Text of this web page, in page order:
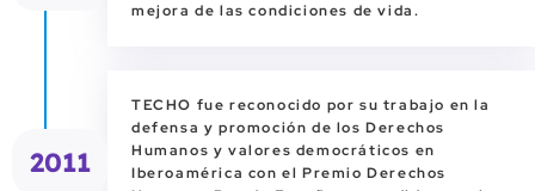
mejora de las condiciones de vida.
TECHO fue reconocido por su trabajo en la
defensa y promoción de los Derechos
Humanos y valores democráticos en
Iberoamérica con el Premio Derechos
2011